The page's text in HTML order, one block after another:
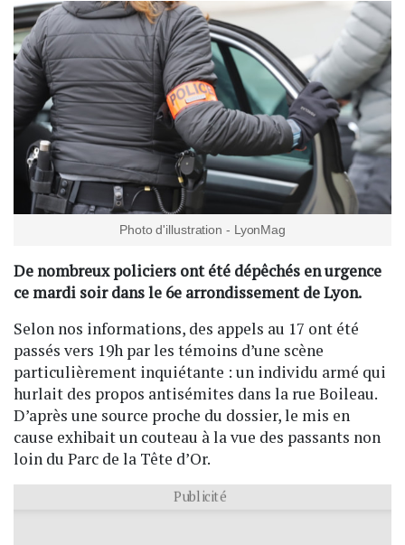
Photo d'illustration - LyonMag
De nombreux policiers ont été dépêchés en urgence
ce mardi soir dans le 6e arrondissement de Lyon.
Selon nos informations, des appels au 17 ont été
passés vers 19h par les témoins d’une scène
particulièrement inquiétante : un individu armé qui
hurlait des propos antisémites dans la rue Boileau.
D’après une source proche du dossier, le mis en
cause exhibait un couteau à la vue des passants non
loin du Parc de la Tête d’Or.
Publicité